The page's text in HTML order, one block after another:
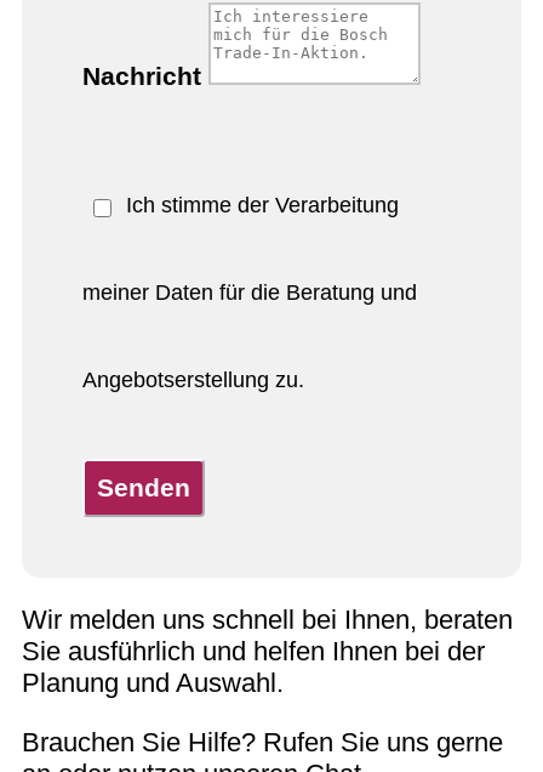
Nachricht
Ich stimme der Verarbeitung
meiner Daten für die Beratung und
Angebotserstellung zu.
Senden
Wir melden uns schnell bei Ihnen, beraten
Sie ausführlich und helfen Ihnen bei der
Planung und Auswahl.
Brauchen Sie Hilfe? Rufen Sie uns gerne